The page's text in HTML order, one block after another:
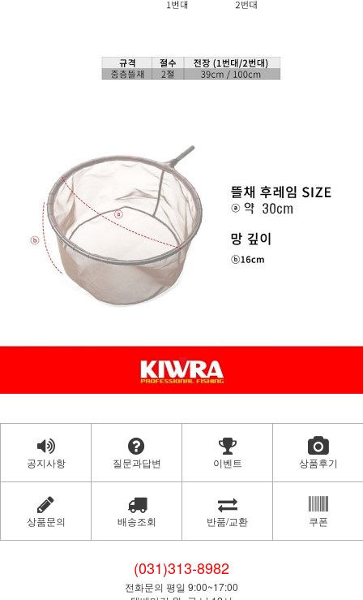
공지사항 질문과답변 이벤트 상품후기
상품문의 배송조회 반품/교환 쿠폰
(031)313-8982
전화문의 평일 9:00~17:00